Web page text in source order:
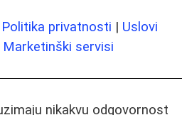
Politika privatnosti | Uslovi
Marketinški servisi
nikakvu odgovornost